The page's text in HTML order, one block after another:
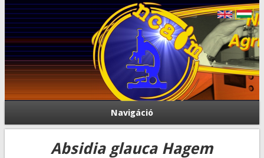
Navigáció
Absidia glauca Hagem